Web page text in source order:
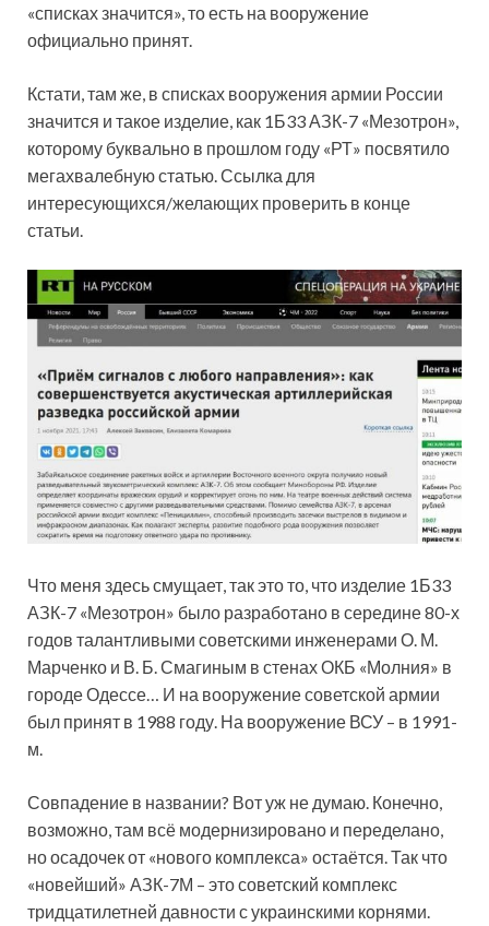
«списках значится», то есть на вооружение
официально принят.
Кстати, там же, в списках вооружения армии России
значится и такое изделие, как 1Б33 АЗК-7 «Мезотрон»,
которому буквально в прошлом году «РТ» посвятило
мегахвалебную статью. Ссылка для
интересующихся/желающих проверить в конце
статьи.
Что меня здесь смущает, так это то, что изделие 1Б33
АЗК-7 «Мезотрон» было разработано в середине 80-х
годов талантливыми советскими инженерами О. М.
Марченко и В. Б. Смагиным в стенах ОКБ «Молния» в
городе Одессе… И на вооружение советской армии
был принят в 1988 году. На вооружение ВСУ – в 1991-
м.
Совпадение в названии? Вот уж не думаю. Конечно,
возможно, там всё модернизировано и переделано,
но осадочек от «нового комплекса» остаётся. Так что
«новейший» АЗК-7М – это советский комплекс
тридцатилетней давности с украинскими корнями.